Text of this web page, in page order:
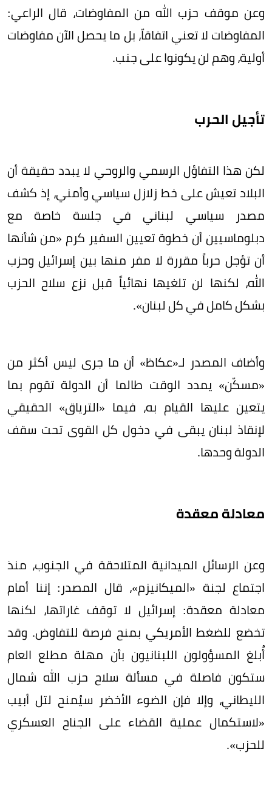
وعن موقف حزب الله من المفاوضات، قال الراعي:
المفاوضات لا تعني اتفاقاّ، بل ما يحصل الآن مفاوضات
أولية، وهم لن يكونوا على جنب.
تأجيل الحرب
لكن هذا التفاؤل الرسمي والروحي لا يبدد حقيقة أن
البلاد تعيش على خط زلازل سياسي وأمني، إذ كشف
مصدر سياسي لبناني في جلسة خاصة مع
دبلوماسيين أن خطوة تعيين السفير كرم «من شأنها
أن تؤجل حرباً مقررة لا مفر منها بين إسرائيل وحزب
الله، لكنها لن تلغيها نهائياً قبل نزع سلاح الحزب
بشكل كامل في كل لبنان».
وأضاف المصدر لـ«عكاظ» أن ما جرى ليس أكثر من
«مسكّن» يمدد الوقت طالما أن الدولة تقوم بما
يتعين عليها القيام به، فيما «الترياق» الحقيقي
لإنقاذ لبنان يبقى في دخول كل القوى تحت سقف
الدولة وحدها.
معادلة معقدة
وعن الرسائل الميدانية المتلاحقة في الجنوب، منذ
اجتماع لجنة «الميكانيزم»، قال المصدر: إننا أمام
معادلة معقدة: إسرائيل لا توقف غاراتها، لكنها
تخضع للضغط الأمريكي بمنح فرصة للتفاوض. وقد
أُبلغ المسؤولون اللبنانيون بأن مهلة مطلع العام
ستكون فاصلة في مسألة سلاح حزب الله شمال
الليطاني، وإلا فإن الضوء الأخضر سيُمنح لتل أبيب
«لاستكمال عملية القضاء على الجناح العسكري
للحزب».